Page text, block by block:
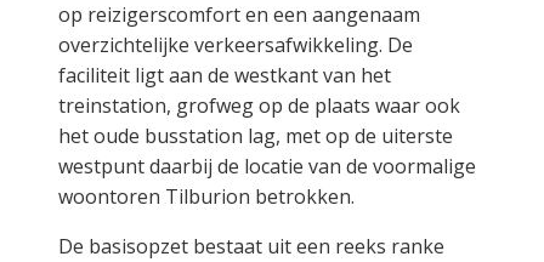
op reizigerscomfort en een aangenaam
overzichtelijke verkeersafwikkeling. De
faciliteit ligt aan de westkant van het
treinstation, grofweg op de plaats waar ook
het oude busstation lag, met op de uiterste
westpunt daarbij de locatie van de voormalige
woontoren Tilburion betrokken.
De basisopzet bestaat uit een reeks ranke